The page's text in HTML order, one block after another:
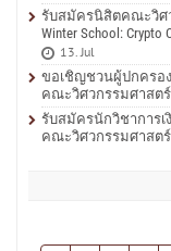
รับสมัครนิสิตคณะวิศว
Winter School: Crypto
13. Jul
ขอเชิญชวนผู้ปกครอ
คณะวิศวกรรมศาสตร์
รับสมัครนักวิชาการเ
คณะวิศวกรรมศาสตร์